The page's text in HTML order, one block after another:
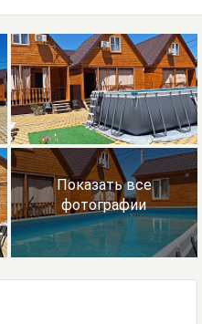
Показать все
фотографии